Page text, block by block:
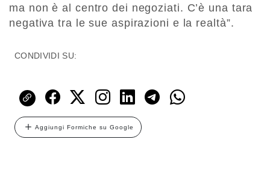
ma non è al centro dei negoziati. C’è una tara
negativa tra le sue aspirazioni e la realtà”.
CONDIVIDI SU:
Aggiungi Formiche su Google